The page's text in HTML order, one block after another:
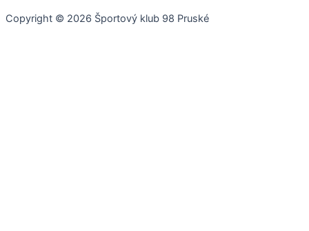
Copyright © 2026 Športový klub 98 Pruské